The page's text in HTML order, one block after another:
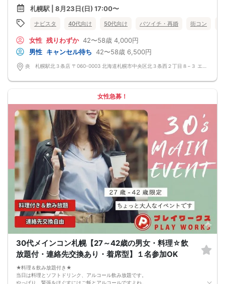
◆〆の雑炊
◆本日のデザート
飲み放題
生ビール、サワー、ソフトドリンクなど
少人数開催の場合席替えがない場合もございます。
◆スタートから終わりまで、スタッフも同行しますので、一人参加の方や初参加
の方も安心だと思います。
◆カップリング・プロフィールカードの記入はございません。
換しておいてください。
最大人数・最少人数について
◆最少開催人数 男性2名・女性2名になります。
◆最大募集人数 男性10名・女性10名になります。
※但し、企画により変動する場合がございます。
集まり方は運営側も予測できない部分はございます。
素が大きいです。
結局は、運次第のところはございます。
◆最少催行人数に満たない場合 開催前日23時までに最少催行人数に届かなかった
場合は開催中止とさせていただきます。
また天候や状況などにより中止されることがございます。
◆中止判断タイミングは開始前日の23時となりますが、申込者の直前のキャンセ
ルにより、直前でも中止になる場合もございます。
中止時も交通費など保証はございません。
◆ご予約の操作と同時に上述の注意事項に同意したものと致します。
コース料理
メニュー変更になる可能性ございます。
◆紅白えびせん
◆枝豆
◆生つくね塩ちゃんこ鍋
◆自家製鍋つくね、讃岐うどん
◆大根サラダ
◆フライドポテト
◆こだわりの塩ザンギ
◆〆の雑炊
◆本日のデザート
飲み放題
生ビール、サワー、ソフトドリンクなど
札幌駅 | 8月23日(日) 17:00〜
ナビスタ 40代向け 50代向け バツイチ・再婚 街コン
女性 残りわずか 42〜58歳 4,000円
男性 キャンセル待ち 42〜58歳 6,500円
炎 札幌駅北３条店 〒060-0003 北海道札幌市中央区北３条西２丁目８−３ エナビル 1F
女性急募！
30代メインコン札幌【27～42歳の男女・料理☆飲
放題付・連絡先交換あり・着席型】１名参加OK
★料理＆飲み放題付き★
当日は料理とソフトドリンク、アルコール飲み放題です。
やっぱり、緊張をほぐすにはご飯とアルコールですよね。